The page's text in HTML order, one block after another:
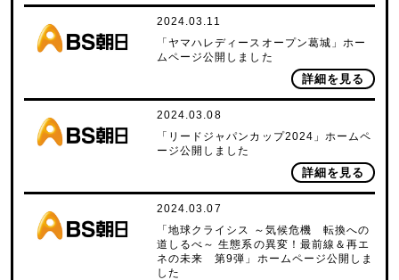
2024.03.11
「ヤマハレディースオープン葛城」ホー
ムページ公開しました
詳細を見る
2024.03.08
「リードジャパンカップ2024」ホームペ
ージ公開しました
詳細を見る
2024.03.07
「地球クライシス ～気候危機 転換への
道しるべ～ 生態系の異変！最前線＆再エ
ネの未来 第9弾」ホームページ公開しま
した